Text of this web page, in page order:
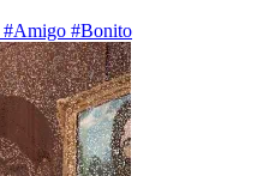
#Amigo #Bonito